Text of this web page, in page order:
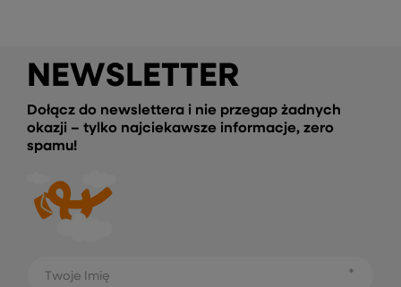
NEWSLETTER
Dołącz do newslettera i nie przegap żadnych
okazji – tylko najciekawsze informacje, zero
spamu!
Twoje Imię